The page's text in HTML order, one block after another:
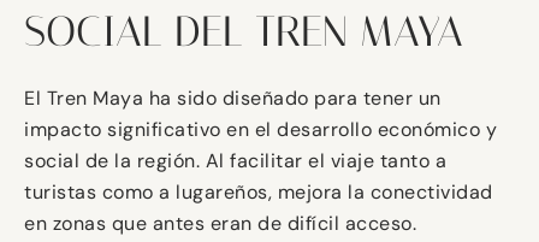
SOCIAL DEL TREN MAYA
El Tren Maya ha sido diseñado para tener un
impacto significativo en el desarrollo económico y
social de la región. Al facilitar el viaje tanto a
turistas como a lugareños, mejora la conectividad
en zonas que antes eran de difícil acceso.